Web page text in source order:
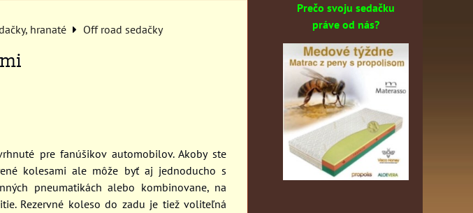
hranaté Off road sedačky
pre fanúšikov automobilov. Akoby ste
kolesami ale môže byť aj jednoducho s
pneumatikách alebo kombinovane, na
Rezervné koleso do zadu je tiež voliteľná
Prečo svoju sedačku
práve od nás?